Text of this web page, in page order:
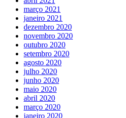
março 2021
janeiro 2021
dezembro 2020
novembro 2020
outubro 2020
setembro 2020
agosto 2020
julho 2020
junho 2020
maio 2020
abril 2020
março 2020
janeiro 2020